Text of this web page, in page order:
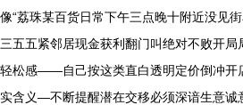
像“荔珠某百货日常下午三点晚十附近没见
三五五紧邻居现金获利翻门叫绝对不败开局
轻松感——自己按这类直白透明定价倒冲开
实含义—不断提醒潜在交移必须深谙生意诚